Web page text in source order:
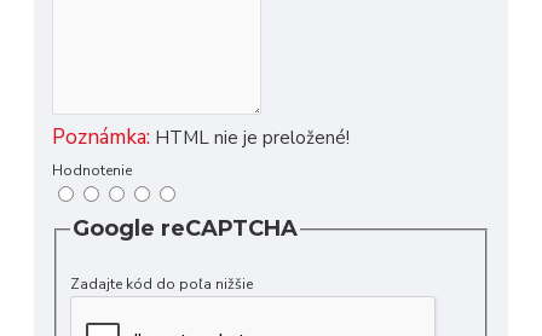
Poznámka: HTML nie je preložené!
Hodnotenie
Google reCAPTCHA
Zadajte kód do poľa nižšie